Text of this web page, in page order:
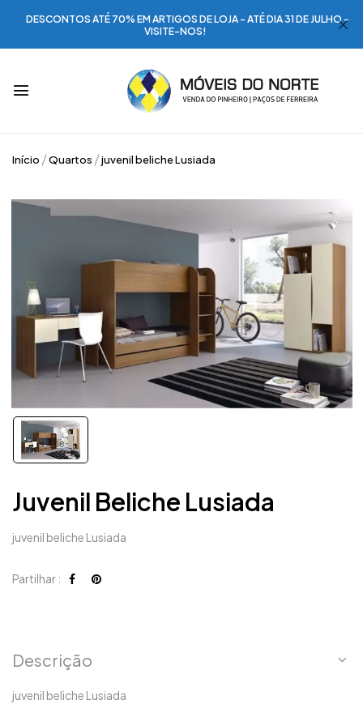
DESCONTOS ATÉ 70% EM ARTIGOS DE LOJA - ATÉ DIA 31 DE JULHO -
VISITE-NOS!
Início Quartos juvenil beliche Lusiada
Juvenil Beliche Lusiada
juvenil beliche Lusiada
Partilhar :
Descrição
juvenil beliche Lusiada